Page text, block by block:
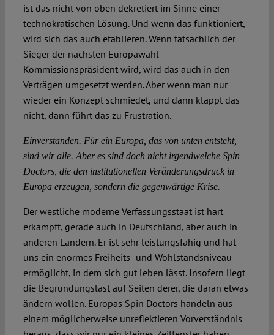
ist das nicht von oben dekretiert im Sinne einer
technokratischen Lösung. Und wenn das funktioniert,
wird sich das auch etablieren. Wenn tatsächlich der
Sieger der nächsten Europawahl
Kommissionspräsident wird, wird das auch in den
Verträgen umgesetzt werden. Aber wenn man nur
wieder ein Konzept schmiedet, und dann klappt das
nicht, dann führt das zu Frustration.
Einverstanden. Für ein Europa, das von unten entsteht,
sind wir alle. Aber es sind doch nicht irgendwelche Spin
Doctors, die den institutionellen Veränderungsdruck in
Europa erzeugen, sondern die gegenwärtige Krise.
Der westliche moderne Verfassungsstaat ist hart
erkämpft, gerade auch in Deutschland, aber auch in
anderen Ländern. Er ist sehr leistungsfähig und hat
uns ein enormes Freiheits- und Wohlstandsniveau
ermöglicht, in dem sich gut leben lässt. Insofern liegt
die Begründungslast auf Seiten derer, die daran etwas
ändern wollen. Europas Spin Doctors handeln aus
einem möglicherweise unreflektieren Vorverständnis